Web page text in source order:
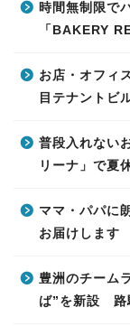
時間無制限で
「BAKERY
お店・オフィ
目テナントビ
普段入れない
リーナ」で夏
ママ・パパに
お届けします
豊洲のチーム
ば”を新設 路